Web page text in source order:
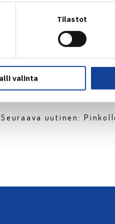
Tilastot
valinta
Seuraava uutinen: